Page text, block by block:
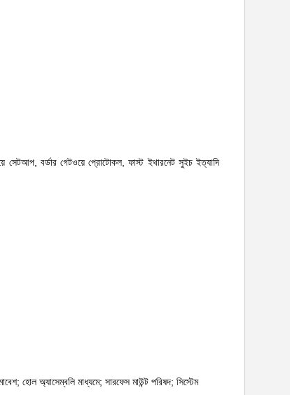
সেটআপ, বর্ডার গেটওয়ে প্রোটোকল, ফাস্ট ইথারনেট সুইচইত্যাদি
হোল অ্যাসেম্বলি মাধ্যমে; সারফেস মাউন্ট পরিষদ; সিস্টেম